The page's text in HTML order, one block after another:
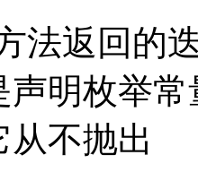
法返回的
声明枚举
从不抛出